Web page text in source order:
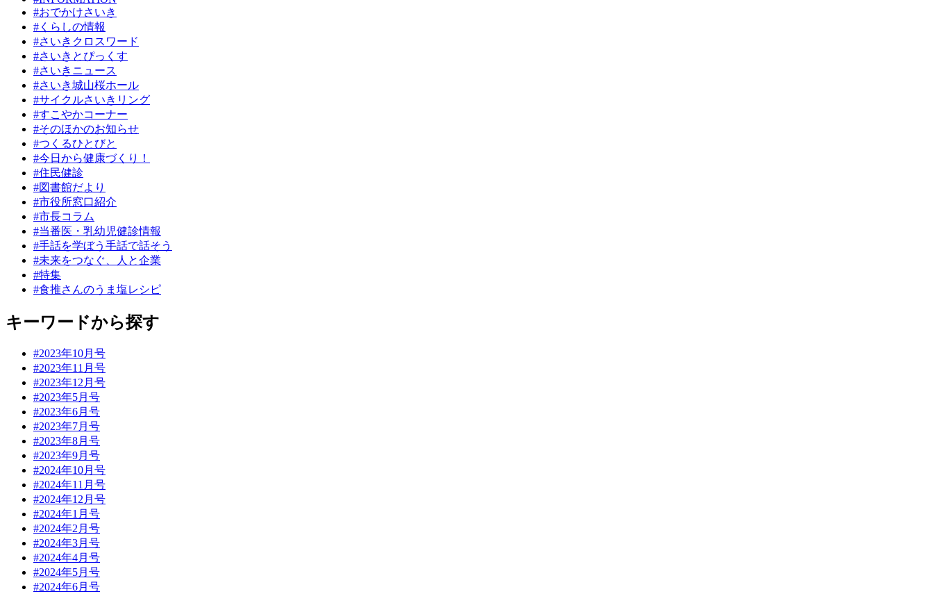
#おでかけさいき
#くらしの情報
#さいきクロスワード
#さいきとぴっくす
#さいきニュース
#さいき城山桜ホール
#サイクルさいきリング
#すこやかコーナー
#そのほかのお知らせ
#つくるひとびと
#今日から健康づくり！
#住民健診
#図書館だより
#市役所窓口紹介
#市長コラム
#当番医・乳幼児健診情報
#手話を学ぼう手話で話そう
#未来をつなぐ、人と企業
#特集
#食推さんのうま塩レシピ
キーワードから探す
#2023年10月号
#2023年11月号
#2023年12月号
#2023年5月号
#2023年6月号
#2023年7月号
#2023年8月号
#2023年9月号
#2024年10月号
#2024年11月号
#2024年12月号
#2024年1月号
#2024年2月号
#2024年3月号
#2024年4月号
#2024年5月号
#2024年6月号